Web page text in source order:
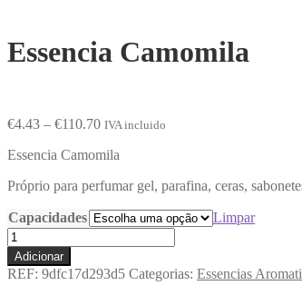
Essencia Camomila
€4.43 – €110.70 IVA incluido
Essencia Camomila
Próprio para perfumar gel, parafina, ceras,
Capacidades Limpar
Adicionar
REF: 9dfc17d293d5 Categorias: Essencias